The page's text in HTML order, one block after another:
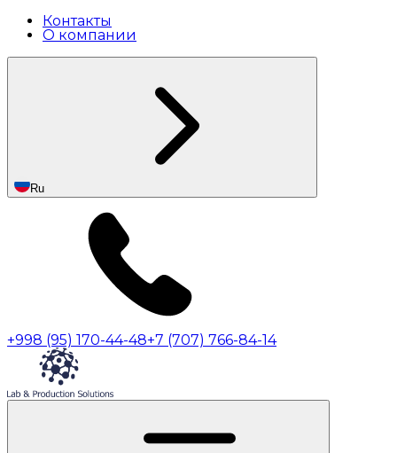
Контакты
О компании
Ru
+998 (95) 170-44-48+7 (707) 766-84-14